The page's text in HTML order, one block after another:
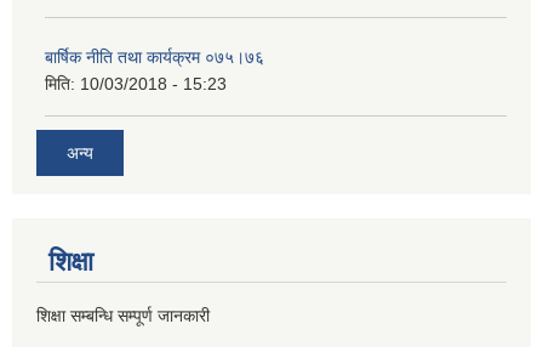
बार्षिक नीति तथा कार्यक्रम ०७५।७६
मिति: 10/03/2018 - 15:23
अन्य
शिक्षा
शिक्षा सम्बन्धि सम्पूर्ण जानकारी